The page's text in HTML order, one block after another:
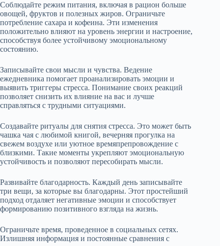
Соблюдайте режим питания, включая в рацион больше
овощей, фруктов и полезных жиров. Ограничьте
потребление сахара и кофеина. Эти изменения
положительно влияют на уровень энергии и настроение,
способствуя более устойчивому эмоциональному
состоянию.
Записывайте свои мысли и чувства. Ведение
ежедневника помогает проанализировать эмоции и
выявить триггеры стресса. Понимание своих реакций
позволяет снизить их влияние на вас и лучше
справляться с трудными ситуациями.
Создавайте ритуалы для снятия стресса. Это может быть
чашка чая с любимой книгой, вечерняя прогулка на
свежем воздухе или уютное времяпрепровождение с
близкими. Такие моменты укрепляют эмоциональную
устойчивость и позволяют пересобирать мысли.
Развивайте благодарность. Каждый день записывайте
три вещи, за которые вы благодарны. Этот простейший
подход отдаляет негативные эмоции и способствует
формированию позитивного взгляда на жизнь.
Ограничьте время, проведенное в социальных сетях.
Излишняя информация и постоянные сравнения с